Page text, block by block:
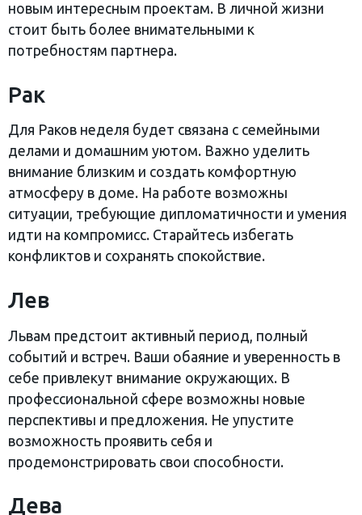
новым интересным проектам. В личной жизни
стоит быть более внимательными к
потребностям партнера.
Рак
Для Раков неделя будет связана с семейными
делами и домашним уютом. Важно уделить
внимание близким и создать комфортную
атмосферу в доме. На работе возможны
ситуации, требующие дипломатичности и умения
идти на компромисс. Старайтесь избегать
конфликтов и сохранять спокойствие.
Лев
Львам предстоит активный период, полный
событий и встреч. Ваши обаяние и уверенность в
себе привлекут внимание окружающих. В
профессиональной сфере возможны новые
перспективы и предложения. Не упустите
возможность проявить себя и
продемонстрировать свои способности.
Дева